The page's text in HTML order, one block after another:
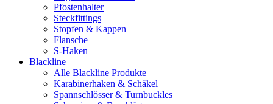
Pfostenhalter
Steckfittings
Stopfen & Kappen
Flansche
S-Haken
Blackline
Alle Blackline Produkte
Karabinerhaken & Schäkel
Spannschlösser & Turnbuckles